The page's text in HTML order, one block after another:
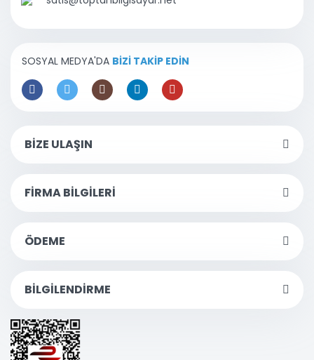
SOSYAL MEDYA'DA BİZİ TAKİP EDİN
BİZE ULAŞIN
FİRMA BİLGİLERİ
ÖDEME
BİLGİLENDİRME